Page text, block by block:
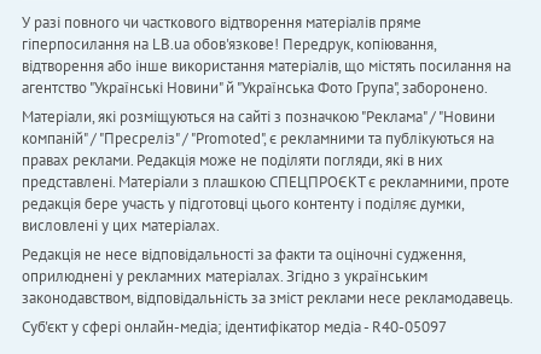
У разі повного чи часткового відтворення матеріалів пряме
гіперпосилання на LB.ua обов'язкове! Передрук, копіювання,
відтворення або інше використання матеріалів, що містять посилання на
агентство "Українськi Новини" й "Українська Фото Група", заборонено.
Матеріали, які розміщуються на сайті з позначкою "Реклама" / "Новини
компаній" / "Пресреліз" / "Promoted", є рекламними та публікуються на
правах реклами. Редакція може не поділяти погляди, які в них
представлені. Матеріали з плашкою СПЕЦПРОЄКТ є рекламними, проте
редакція бере участь у підготовці цього контенту і поділяє думки,
висловлені у цих матеріалах.
Редакція не несе відповідальності за факти та оціночні судження,
оприлюднені у рекламних матеріалах. Згідно з українським
законодавством, відповідальність за зміст реклами несе рекламодавець.
Cуб'єкт у сфері онлайн-медіа; ідентифікатор медіа - R40-05097